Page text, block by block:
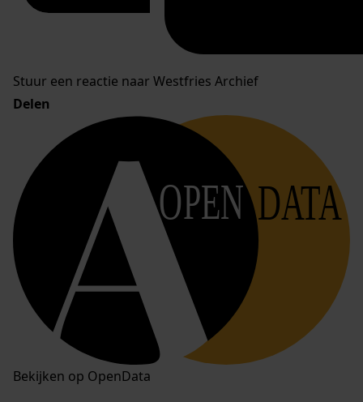
Stuur een reactie naar Westfries Archief
Delen
OPEN DATA
Bekijken op OpenData